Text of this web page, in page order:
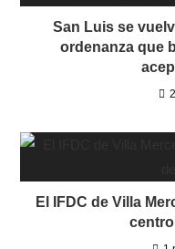
San Luis se
ordenanza que
El IFDC de Villa